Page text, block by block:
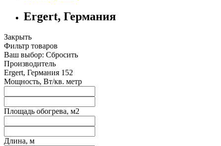
Ergert, Германия
Закрыть
Фильтр товаров
Ваш выбор: Сбросить
Производитель
Ergert, Германия 152
Мощность, Вт/кв. метр
Площадь обогрева, м2
Длина, м